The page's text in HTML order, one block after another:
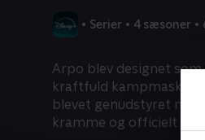
• Serier • 4 sæsoner •
Arpo blev designet
kraftfuld kampmaskine.
blevet genudstyret
kramme og officielt